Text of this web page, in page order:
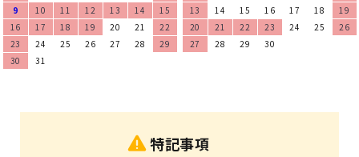
9
10 11 12 13 14
15
16
17 18 19 20 21
22
23
24 25 26 27 28
29
30
31
13
14 15 16 17 18
19
20
21 22 23 24 25
26
27
28 29 30
特記事項